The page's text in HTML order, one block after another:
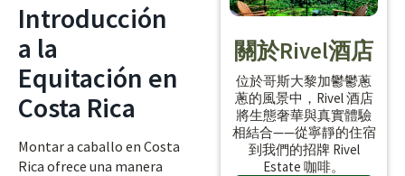
Introducción
a la
Equitación en
Costa Rica
Montar a caballo en Costa
Rica ofrece una manera
關於Rivel酒店
位於哥斯大黎加鬱鬱蔥
蔥的風景中，Rivel 酒店
將生態奢華與真實體驗
相結合——從寧靜的住宿
到我們的招牌 Rivel
Estate 咖啡。